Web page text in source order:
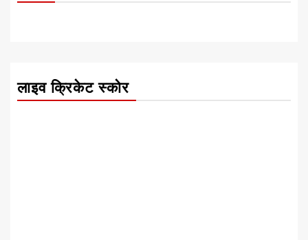
लाइव क्रिकेट स्कोर